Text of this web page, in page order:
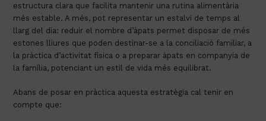
estructura clara que facilita mantenir una rutina alimentària
més estable. A més, pot representar un estalvi de temps al
llarg del dia: reduir el nombre d’àpats permet disposar de més
estones lliures que poden destinar-se a la conciliació familiar, a
la pràctica d’activitat física o a preparar àpats en companyia de
la família, potenciant un estil de vida més equilibrat.
Abans de posar en pràctica aquesta estratègia cal tenir en
compte que: